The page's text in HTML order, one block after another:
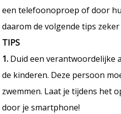
een telefoonoproep of door
daarom de volgende tips
TIPS
1. Duid een verantwoordelijke
de kinderen. Deze persoon
zwemmen. Laat je tijdens het
door je smartphone!